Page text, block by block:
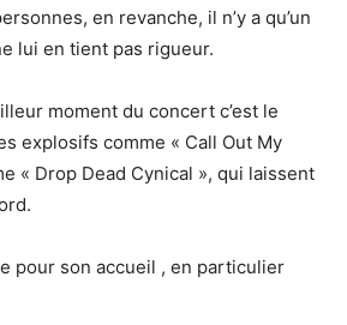
en revanche, il n’y a qu’un
lui en tient pas rigueur.
moment du concert c’est le
explosifs comme « Call Out My
« Drop Dead Cynical », qui laissent
pour son accueil , en particulier